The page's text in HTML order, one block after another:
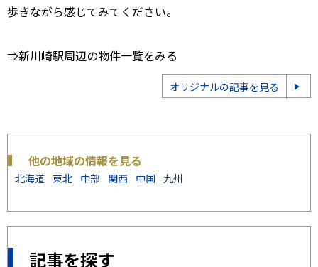
歩きながら感じてみてください。
⇒新川崎駅周辺の物件一覧をみる
オリジナルの記事を見る
他の地域の情報を見る
北海道 東北 中部 関西 中国 九州
記事を探す